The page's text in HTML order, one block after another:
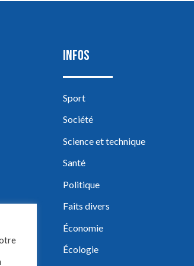
INFOS
Sport
Société
Science et technique
Santé
Politique
Faits divers
Économie
Écologie